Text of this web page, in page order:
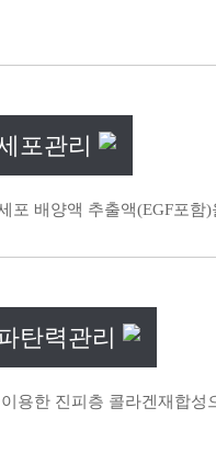
포관리
포 배양액 추출액(EGF포
탄력관리
용한 진피층 콜라겐재합성